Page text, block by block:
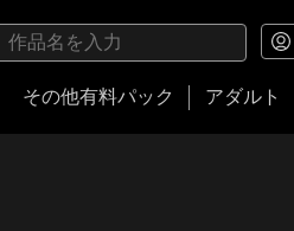
その他有料パック アダルト